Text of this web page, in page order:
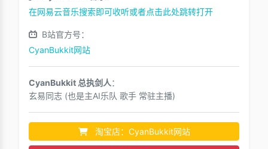
在网易云音乐搜索即可收听或者点击此处跳转打开
B站官方号：
CyanBukkit网站
CyanBukkit 总执剑人：
玄易同志 (也是主AI乐队 歌手 常驻主播)
淘宝店：CyanBukkit网站